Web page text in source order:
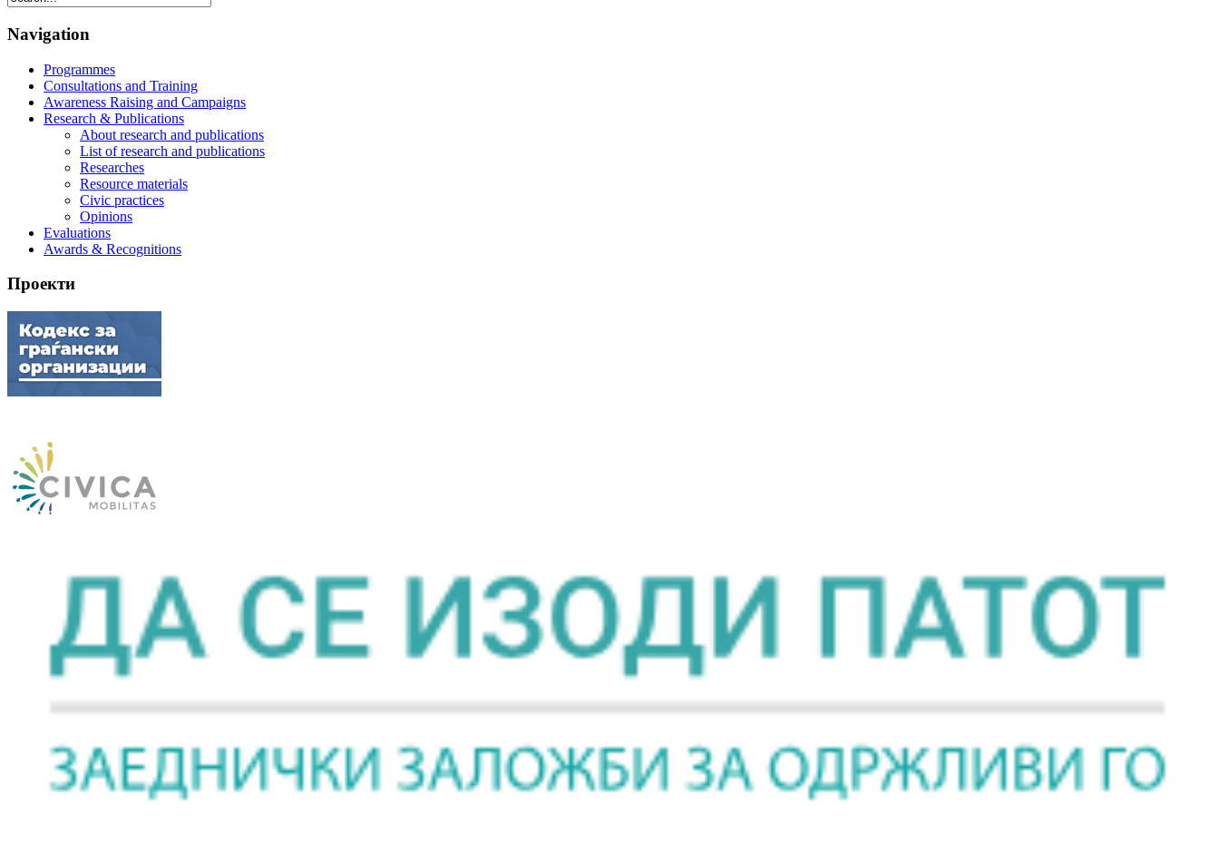
Navigation
Programmes
Consultations and Training
Awareness Raising and Campaigns
Research & Publications
About research and publications
List of research and publications
Researches
Resource materials
Civic practices
Opinions
Evaluations
Awards & Recognitions
Проекти